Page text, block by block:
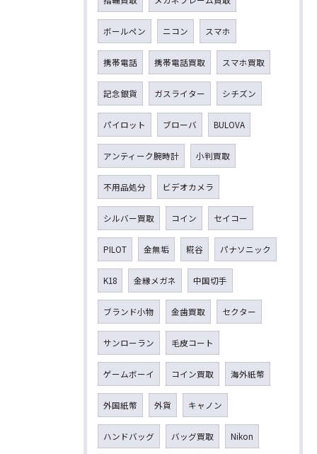
ボールペン ニコン スマホ
携帯電話 携帯電話買取 スマホ買取
記念銀貨 ガスライター シチズン
パイロット ブローバ BULOVA
アンティーク腕時計 小判買取
不用品処分 ビデオカメラ
シルバー買取 コイン セイコー
PILOT 金無垢 糀谷 パナソニック
K18 金縁メガネ 中国切手
ブランド小物 金歯買取 セクター
サンローラン 毛皮コート
ゲームボーイ コイン買取 海外紙幣
外国紙幣 外貨 キャノン
ハンドバッグ バッグ買取 Nikon